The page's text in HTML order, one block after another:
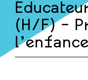
(H/F) –
l’enfance